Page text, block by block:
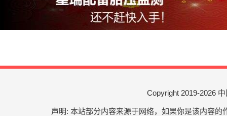
Copyright 2019-2026
声明: 本站部分内容来源于网络，如果你是该内容